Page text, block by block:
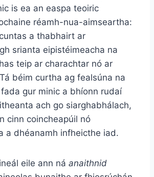
is ea an easpa teoiric
réamh-nua-aimseartha:
a thabhairt ar
srianta eipistéimeacha na
teip ar charachtar nó ar
béim curtha ag fealsúna na
gur minic a bhíonn rudaí
ach go siarghabhálach,
cinn coincheapúil nó
a dhéanamh infheicthe iad.
eile ann ná anaithnid